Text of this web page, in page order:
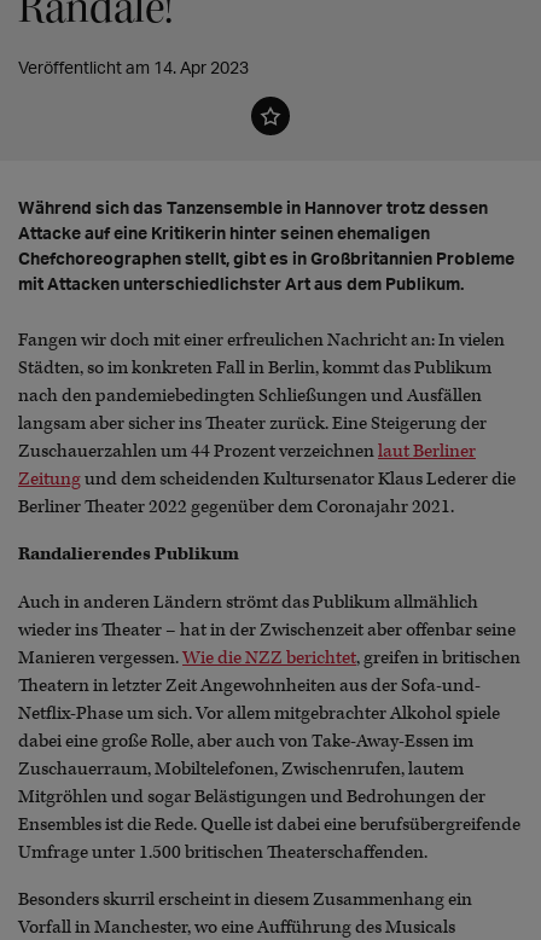
Veröffentlicht am 14. Apr 2023
Während sich das Tanzensemble in Hannover trotz dessen
Attacke auf eine Kritikerin hinter seinen ehemaligen
Chefchoreographen stellt, gibt es in Großbritannien Probleme
mit Attacken unterschiedlichster Art aus dem Publikum.
Fangen wir doch mit einer erfreulichen Nachricht an: In vielen
Städten, so im konkreten Fall in Berlin, kommt das Publikum
nach den pandemiebedingten Schließungen und Ausfällen
langsam aber sicher ins Theater zurück. Eine Steigerung der
Zuschauerzahlen um 44 Prozent verzeichnenlaut Berliner
Zeitungund dem scheidenden Kultursenator Klaus Lederer die
Berliner Theater 2022 gegenüber dem Coronajahr 2021.
Randalierendes Publikum
Auch in anderen Ländern strömt das Publikum allmählich
wieder ins Theater – hat in der Zwischenzeit aber offenbar seine
Manieren vergessen.Wie die NZZ berichtet, greifen in britischen
Theatern in letzter Zeit Angewohnheiten aus der Sofa-und-
Netflix-Phase um sich. Vor allem mitgebrachter Alkohol spiele
dabei eine große Rolle, aber auch von Take-Away-Essen im
Zuschauerraum, Mobiltelefonen, Zwischenrufen, lautem
Mitgröhlen und sogar Belästigungen und Bedrohungen der
Ensembles ist die Rede. Quelle ist dabei eine berufsübergreifende
Umfrage unter 1.500 britischen Theaterschaffenden.
Besonders skurril erscheint in diesem Zusammenhang ein
Vorfall in Manchester, wo eine Aufführung des Musicals